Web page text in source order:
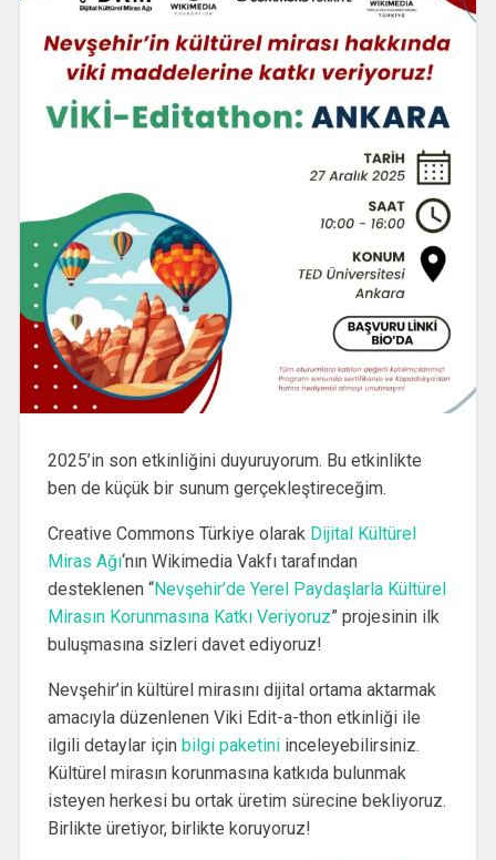
2025’in son etkinliğini duyuruyorum. Bu etkinlikte
ben de küçük bir sunum gerçekleştireceğim.
Creative Commons Türkiye olarak Dijital Kültürel
Miras Ağı‘nın Wikimedia Vakfı tarafından
desteklenen “Nevşehir’de Yerel Paydaşlarla Kültürel
Mirasın Korunmasına Katkı Veriyoruz” projesinin ilk
buluşmasına sizleri davet ediyoruz!
Nevşehir’in kültürel mirasını dijital ortama aktarmak
amacıyla düzenlenen Viki Edit-a-thon etkinliği ile
ilgili detaylar için bilgi paketiniinceleyebilirsiniz.
Kültürel mirasın korunmasına katkıda bulunmak
isteyen herkesi bu ortak üretim sürecine bekliyoruz.
Birlikte üretiyor, birlikte koruyoruz!